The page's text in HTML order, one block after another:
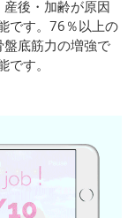
後・加齢が原因
です。76％以上の
底筋力の増強で
す。